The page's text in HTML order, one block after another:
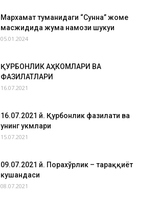
Мархамат туманидаги “Сунна” жоме
масжидида жума намози шукуҳи
05.01.2024
ҚУРБОНЛИК АҲКОМЛАРИ ВА
ФАЗИЛАТЛАРИ
16.07.2021
16.07.2021 й. Қурбонлик фазилати ва
унинг ҳукмлари
15.07.2021
09.07.2021 й. Порахўрлик – тараққиёт
кушандаси
08.07.2021